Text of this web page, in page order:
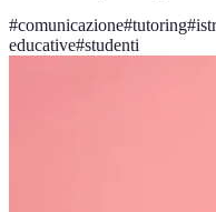
#comunicazione#tutoring#
educative#studenti